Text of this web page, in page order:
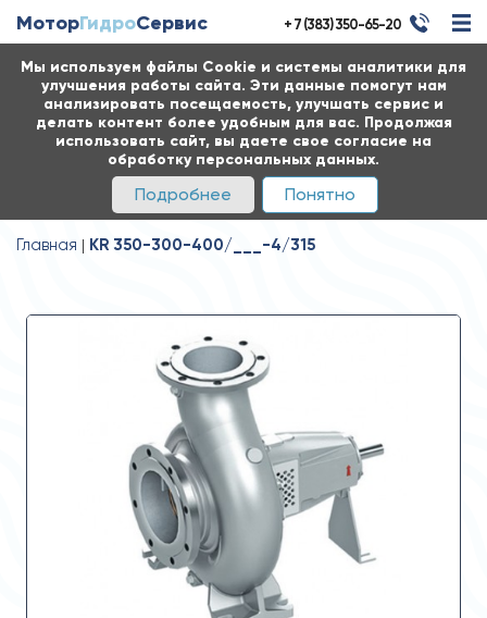
Мы используем файлы Cookie и системы аналитики для
улучшения работы сайта. Эти данные помогут нам
анализировать посещаемость, улучшать сервис и
делать контент более удобным для вас. Продолжая
использовать сайт, вы даете свое согласие на
обработку персональных данных.
Подробнее Понятно
МоторГидроСервис + 7 (383) 350-65-20
Главная KR 350-300-400/___-4/315